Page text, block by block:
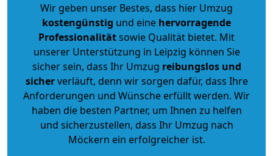
Wir geben unser Bestes, dass hier Umzug
kostengünstig und eine hervorragende
Professionalitätsowie Qualität bietet. Mit
unserer Unterstützung in Leipzig können Sie
sicher sein, dass Ihr Umzug reibungslos und
sicherverläuft, denn wir sorgen dafür, dass Ihre
Anforderungen und Wünsche erfüllt werden. Wir
haben die besten Partner, um Ihnen zu helfen
und sicherzustellen, dass Ihr Umzug nach
Möckern ein erfolgreicher ist.